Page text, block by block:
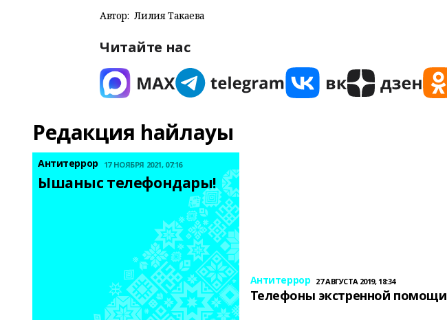
Автор: Лилия Такаева
Читайте нас
Редакция һайлауы
Антитеррор 17 НОЯБРЯ 2021, 07:16
Ышаныс телефондары!
Антитеррор 27 АВГУСТА 2019, 18:34
Телефоны экстренной помощи